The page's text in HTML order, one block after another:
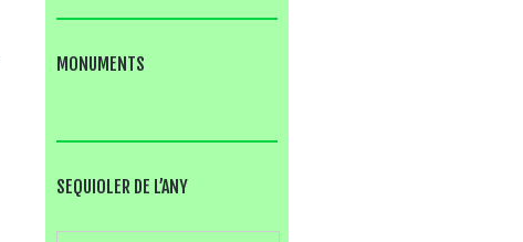
MONUMENTS
SEQUIOLER DE L’ANY